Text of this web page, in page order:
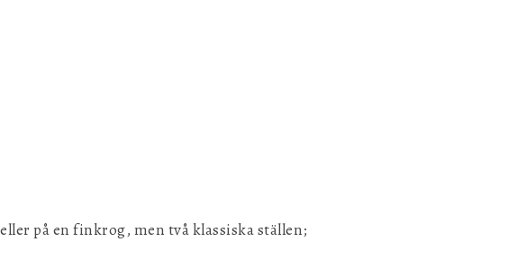
på en finkrog, men två klassiska ställen;